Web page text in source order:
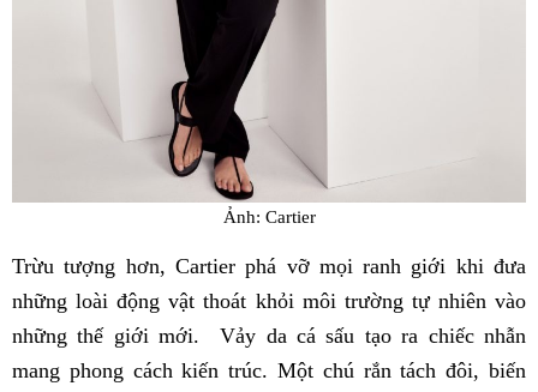
Ảnh: Cartier
Trừu tượng hơn, Cartier phá vỡ mọi ranh giới khi đưa
những loài động vật thoát khỏi môi trường tự nhiên vào
những thế giới mới. Vảy da cá sấu tạo ra chiếc nhẫn
mang phong cách kiến trúc. Một chú rắn tách đôi, biến